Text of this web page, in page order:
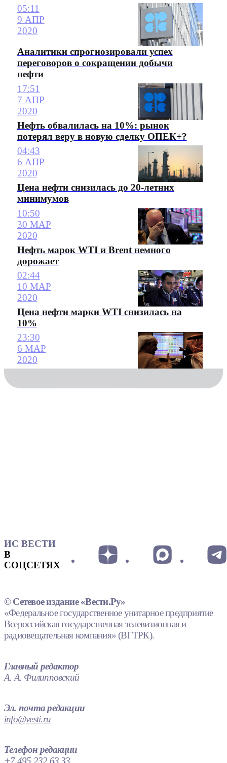
05:11
9 АПР
2020
Аналитики спрогнозировали успех
переговоров о сокращении добычи
нефти
17:51
7 АПР
2020
Нефть обвалилась на 10%: рынок
потерял веру в новую сделку ОПЕК+?
04:43
6 АПР
2020
Цена нефти снизилась до 20-летних
минимумов
10:50
30 МАР
2020
Нефть марок WTI и Brent немного
дорожает
02:44
10 МАР
2020
Цена нефти марки WTI снизилась на
10%
23:30
6 МАР
2020
ИС ВЕСТИ
В
СОЦСЕТЯХ
© Сетевое издание «Вести.Ру»
«Федеральное государственное унитарное предприятие
Всероссийская государственная телевизионная и
радиовещательная компания» (ВГТРК).
Главный редактор
А. А. Филипповский
Эл. почта редакции
info@vesti.ru
Телефон редакции